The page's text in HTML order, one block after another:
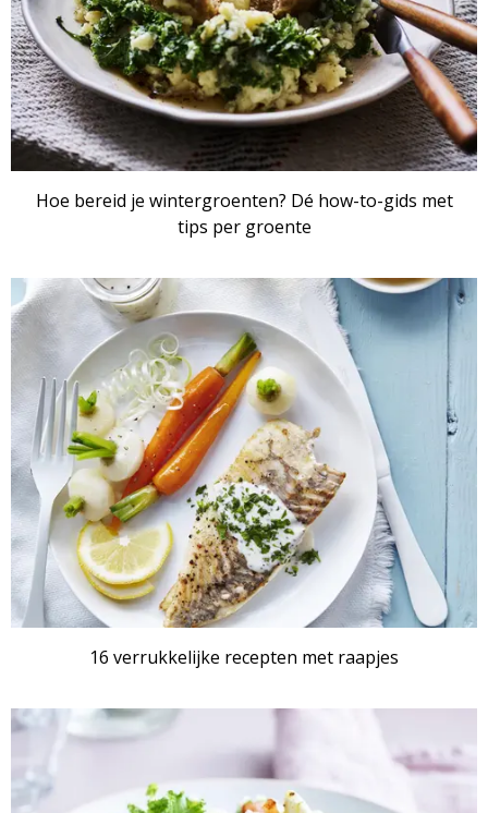
Hoe bereid je wintergroenten? Dé how-to-gids met
tips per groente
16 verrukkelijke recepten met raapjes